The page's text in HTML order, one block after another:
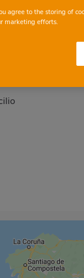
agree to the storing of
marketing efforts.